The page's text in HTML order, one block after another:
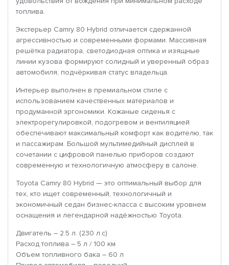
топлива.
Экстерьер Camry 80 Hybrid отличается сдержанной
агрессивностью и современными формами. Массивная
решётка радиатора, светодиодная оптика и изящные
линии кузова формируют солидный и уверенный образ
автомобиля, подчёркивая статус владельца.
Интерьер выполнен в премиальном стиле с
использованием качественных материалов и
продуманной эргономики. Кожаные сиденья с
электрорегулировкой, подогревом и вентиляцией
обеспечивают максимальный комфорт как водителю, так
и пассажирам. Большой мультимедийный дисплей в
сочетании с цифровой панелью приборов создают
современную и технологичную атмосферу в салоне.
Toyota Camry 80 Hybrid — это оптимальный выбор для
тех, кто ищет современный, технологичный и
экономичный седан бизнес-класса с высоким уровнем
оснащения и легендарной надёжностью Toyota.
Двигатель – 2.5 л. (230 л.с)
Расход топлива – 5 л / 100 км
Объем топливного бака – 60 л